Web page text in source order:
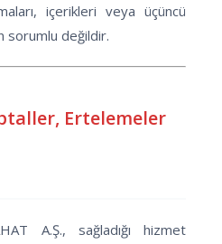
içerikleri veya üçüncü
sorumlu değildir.
Ertelemeler
A.Ş., sağladığı hizmet